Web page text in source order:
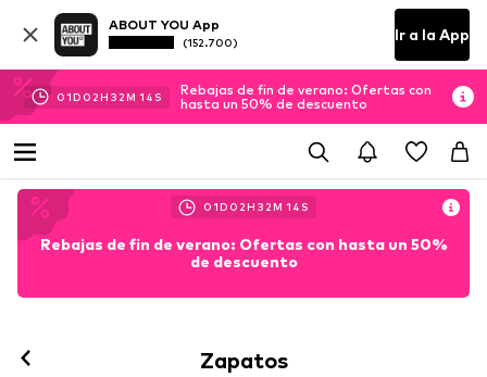
ABOUT YOU App
(152.700) Ir a la App
01D 02H 32M 13 S
Rebajas de fin de verano: Ofertas con
hasta un 50% de descuento
01D 02H 32M 13 S
Rebajas de fin de verano: Ofertas con hasta un 50%
de descuento
Zapatos